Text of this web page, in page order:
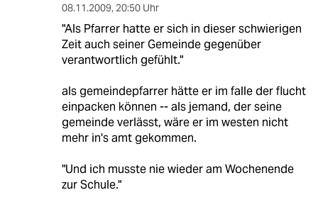
08.11.2009, 20:50 Uhr
"Als Pfarrer hatte er sich in dieser schwierigen
Zeit auch seiner Gemeinde gegenüber
verantwortlich gefühlt."
als gemeindepfarrer hätte er im falle der flucht
einpacken können -- als jemand, der seine
gemeinde verlässt, wäre er im westen nicht
mehr in's amt gekommen.
"Und ich musste nie wieder am Wochenende
zur Schule."